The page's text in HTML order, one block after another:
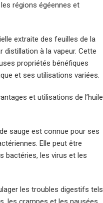
régions égéennes et
extraite des feuilles de la
distillation à la vapeur. Cette
propriétés bénéfiques
et ses utilisations variées.
et utilisations de l’huile
sauge est connue pour ses
Elle peut être
bactéries, les virus et les
les troubles digestifs tels